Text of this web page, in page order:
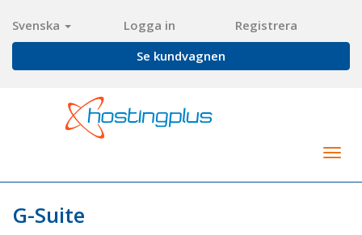
Svenska Logga in
Registrera
Se kundvagnen
G-Suite